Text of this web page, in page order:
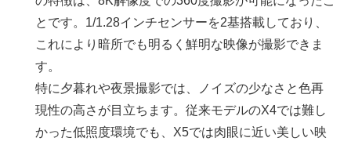
とです。1/1.28インチセンサーを2基搭載しており、
これにより暗所でも明るく鮮明な映像が撮影できま
す。
特に夕暮れや夜景撮影では、ノイズの少なさと色再
現性の高さが目立ちます。従来モデルのX4では難し
かった低照度環境でも、X5では肉眼に近い美しい映